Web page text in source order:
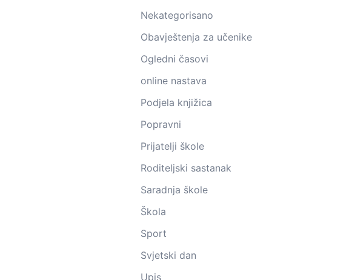
Nekategorisano
Obavještenja za učenike
Ogledni časovi
online nastava
Podjela knjižica
Popravni
Prijatelji škole
Roditeljski sastanak
Saradnja škole
Škola
Sport
Svjetski dan
Upis